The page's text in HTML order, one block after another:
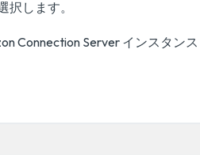
択します。
Connection Server インスタンス